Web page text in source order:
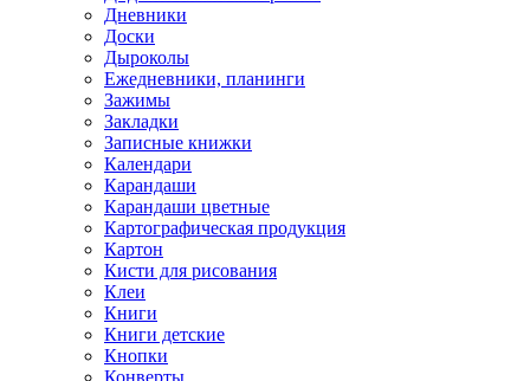
Дневники
Доски
Дыроколы
Ежедневники, планинги
Зажимы
Закладки
Записные книжки
Календари
Карандаши
Карандаши цветные
Картографическая продукция
Картон
Кисти для рисования
Клеи
Книги
Книги детские
Кнопки
Конверты